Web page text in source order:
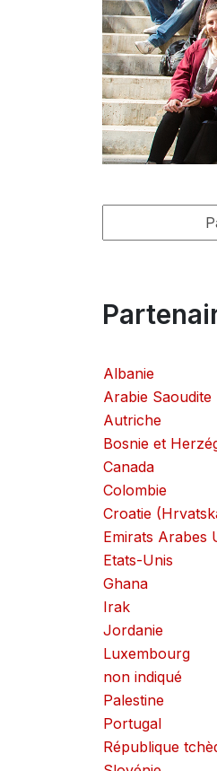
Albanie
Arabie Saoudite
Autriche
Bosnie et
Canada
Colombie
Croatie
Emirats Arabes
Etats-Unis
Ghana
Irak
Jordanie
Luxembourg
non indiqué
Palestine
Portugal
République